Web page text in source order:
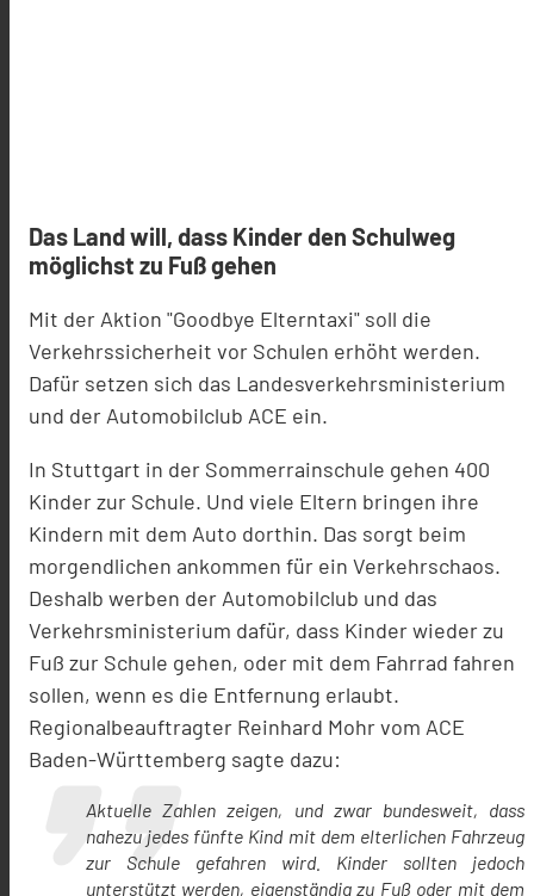
Das Land will, dass Kinder den Schulweg
möglichst zu Fuß gehen
Mit der Aktion "Goodbye Elterntaxi" soll die
Verkehrssicherheit vor Schulen erhöht werden.
Dafür setzen sich das Landesverkehrsministerium
und der Automobilclub ACE ein.
In Stuttgart in der Sommerrainschule gehen 400
Kinder zur Schule. Und viele Eltern bringen ihre
Kindern mit dem Auto dorthin. Das sorgt beim
morgendlichen ankommen für ein Verkehrschaos.
Deshalb werben der Automobilclub und das
Verkehrsministerium dafür, dass Kinder wieder zu
Fuß zur Schule gehen, oder mit dem Fahrrad fahren
sollen, wenn es die Entfernung erlaubt.
Regionalbeauftragter Reinhard Mohr vom ACE
Baden-Württemberg sagte dazu:
Aktuelle Zahlen zeigen, und zwar bundesweit, dass
nahezu jedes fünfte Kind mit dem elterlichen Fahrzeug
zur Schule gefahren wird. Kinder sollten jedoch
unterstützt werden, eigenständig zu Fuß oder mit dem